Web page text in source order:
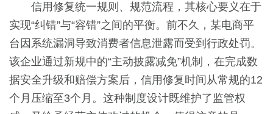
信用修复统一规则、规范流程，其核心要义在于
实现“纠错”与“容错”之间的平衡。前不久，某电商平
台因系统漏洞导致消费者信息泄露而受到行政处罚。
该企业通过新规中的“主动披露减免”机制，在完成数
据安全升级和赔偿方案后，信用修复时间从常规的12
个月压缩至3个月。这种制度设计既维护了监管权